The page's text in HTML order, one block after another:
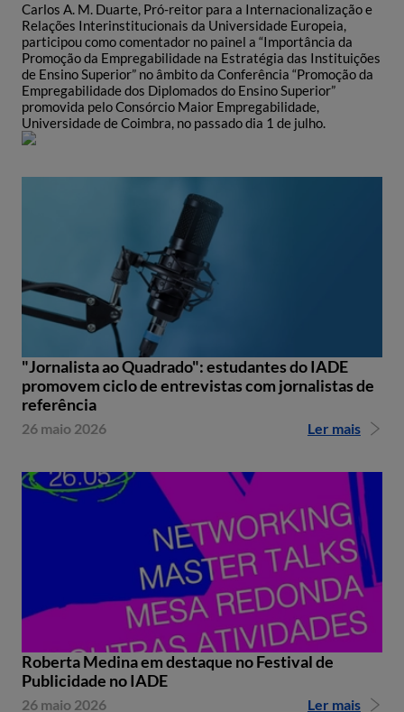
Carlos A. M. Duarte, Pró-reitor para a Internacionalização e
Relações Interinstitucionais da Universidade Europeia,
participou como comentador no painel a “Importância da
Promoção da Empregabilidade na Estratégia das Instituições
de Ensino Superior” no âmbito da Conferência “Promoção da
Empregabilidade dos Diplomados do Ensino Superior”
promovida pelo Consórcio Maior Empregabilidade,
Universidade de Coimbra, no passado dia 1 de julho.
"Jornalista ao Quadrado": estudantes do IADE
promovem ciclo de entrevistas com jornalistas de
referência
26 maio 2026 Ler mais
Roberta Medina em destaque no Festival de
Publicidade no IADE
26 maio 2026 Ler mais